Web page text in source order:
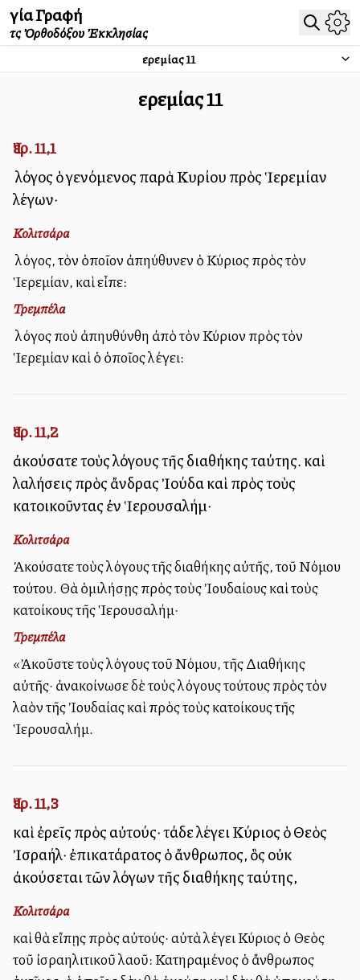
Ἁγία Γραφή
τῆς Ὀρθοδόξου Ἐκκλησίας
Ἰερεμίας11
Ἰερεμίας11
Ἰερ. 11,1
Ὁ λόγος ὁ γενόμενος παρὰ Κυρίου πρὸς Ἱερεμίαν
λέγων·
Κολιτσάρα
Ὁ λόγος, τὸν ὁποῖον ἀπηύθυνεν ὁ Κύριος πρὸς τὸν
Ἱερεμίαν, καὶ εἶπε:
Τρεμπέλα
Ὁ λόγος ποὺ ἀπηυθύνθη ἀπὸ τὸν Κύριον πρὸς τὸν
Ἱερεμίαν καὶ ὁ ὁποῖος λέγει:
Ἰερ. 11,2
ἀκούσατε τοὺς λόγους τῆς διαθήκης ταύτης. καὶ
λαλήσεις πρὸς ἄνδρας Ἰούδα καὶ πρὸς τοὺς
κατοικοῦντας ἐν Ἱερουσαλήμ·
Κολιτσάρα
Ἀκούσατε τοὺς λόγους τῆς διαθήκης αὐτῆς, τοῦ Νόμου
τούτου. Θὰ ὁμιλήσῃς πρὸς τοὺς Ἰουδαίους καὶ τοὺς
κατοίκους τῆς Ἱερουσαλήμ·
Τρεμπέλα
«Ἀκοῦστε τοὺς λόγους τοῦ Νόμου, τῆς Διαθήκης
αὐτῆς· ἀνακοίνωσε δὲ τοὺς λόγους τούτους πρὸς τὸν
λαὸν τῆς Ἰουδαίας καὶ πρὸς τοὺς κατοίκους τῆς
Ἱερουσαλήμ.
Ἰερ. 11,3
καὶ ἐρεῖς πρὸς αὐτούς· τάδε λέγει Κύριος ὁ Θεὸς
Ἰσραήλ· ἐπικατάρατος ὁ ἄνθρωπος, ὃς οὐκ
ἀκούσεται τῶν λόγων τῆς διαθήκης ταύτης,
Κολιτσάρα
καὶ θὰ εἴπῃς πρὸς αὐτούς· αὐτὰ λέγει Κύριος ὁ Θεὸς
τοῦ ἰσραηλιτικοῦ λαοῦ: Κατηραμένος ὁ ἄνθρωπος